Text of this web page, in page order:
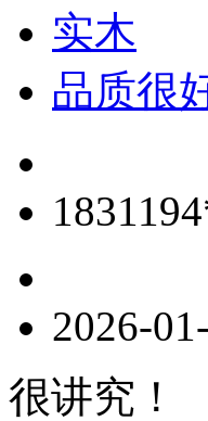
实木
品质很
2026-
很讲究！